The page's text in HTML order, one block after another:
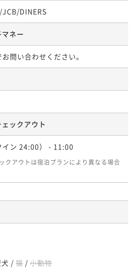
JCB/DINERS
ネー
問い合わせください。
ックアウト
イン 24:00） - 11:00
クアウトは宿泊プランにより異なる場合
/ 猫 / 小動物